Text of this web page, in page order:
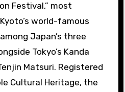
Festival,” most
world-famous
Japan’s three
Tokyo’s Kanda
Matsuri. Registered
Cultural Heritage, the